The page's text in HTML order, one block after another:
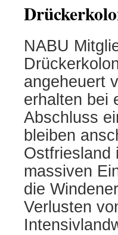
NABU
angeheuert
erhalten bei
Abschluss
bleiben
Ostfriesland
massiven
die
Verlusten